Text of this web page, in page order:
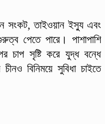
সংকট, তাইওয়ান ইস্যু এবং
পেতে পারে। পাশাপাশি
চাপ সৃষ্টি করে যুদ্ধ বন্ধে
বিনিময়ে সুবিধা চাইতে